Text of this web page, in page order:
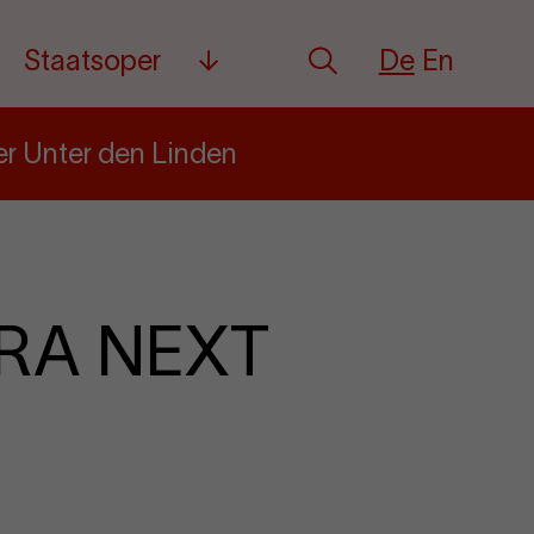
Staatsoper
Mehr SucheDeutsch
De English
En
Unter den Linden
NEXT